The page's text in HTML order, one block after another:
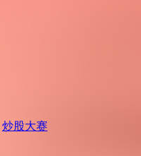
炒股大赛